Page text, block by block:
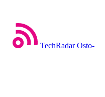
TechRadar Osto-